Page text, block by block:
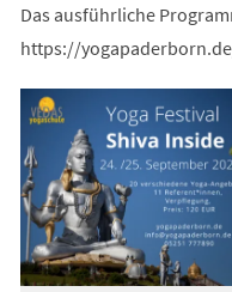
Das ausführliche
https://